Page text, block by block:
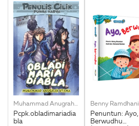
Muhammad Anugrah Utama
Pcpk.obladimariadia
bla
Benny Ramdhani
Penuntun: Ayo,
Berwudhu